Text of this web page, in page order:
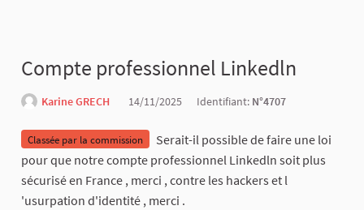
Compte professionnel Linkedln
Karine GRECH 14/11/2025 Identifiant: N°4707
Classée par la commission
Serait-il possible de faire une loi
pour que notre compte professionnel Linkedln soit plus
sécurisé en France , merci , contre les hackers et l
'usurpation d'identité , merci .